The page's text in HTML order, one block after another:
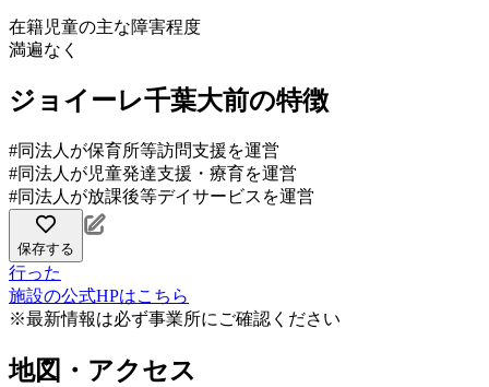
在籍児童の主な障害程度
満遍なく
ジョイーレ千葉大前の特徴
#同法人が保育所等訪問支援を運営
#同法人が児童発達支援・療育を運営
#同法人が放課後等デイサービスを運営
保存する
行った
施設の公式HPはこちら
※最新情報は必ず事業所にご確認ください
地図・アクセス